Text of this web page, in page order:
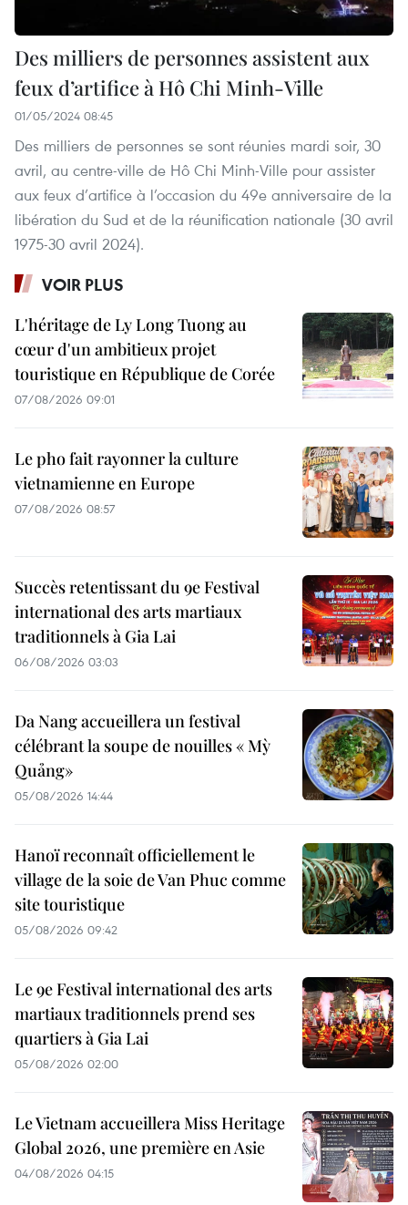
Des milliers de personnes assistent aux
feux d’artifice à Hô Chi Minh-Ville
01/05/2024 08:45
Des milliers de personnes se sont réunies mardi soir, 30
avril, au centre-ville de Hô Chi Minh-Ville pour assister
aux feux d’artifice à l’occasion du 49e anniversaire de la
libération du Sud et de la réunification nationale (30 avril
1975-30 avril 2024).
VOIR PLUS
L'héritage de Ly Long Tuong au
cœur d'un ambitieux projet
touristique en République de Corée
07/08/2026 09:01
Le pho fait rayonner la culture
vietnamienne en Europe
07/08/2026 08:57
Succès retentissant du 9e Festival
international des arts martiaux
traditionnels à Gia Lai
06/08/2026 03:03
Da Nang accueillera un festival
célébrant la soupe de nouilles « Mỳ
Quảng»
05/08/2026 14:44
Hanoï reconnaît officiellement le
village de la soie de Van Phuc comme
site touristique
05/08/2026 09:42
Le 9e Festival international des arts
martiaux traditionnels prend ses
quartiers à Gia Lai
05/08/2026 02:00
Le Vietnam accueillera Miss Heritage
Global 2026, une première en Asie
04/08/2026 04:15